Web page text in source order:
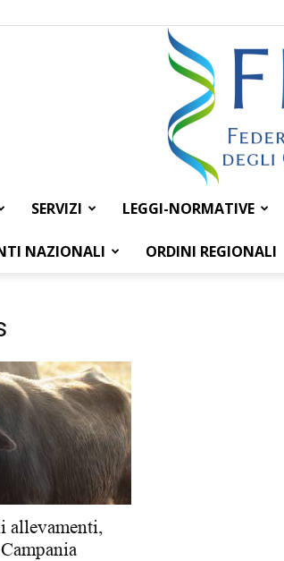
SERVIZI LEGGI-NORMATIVE
NAZIONALI ORDINI REGIONALI
allevamenti,